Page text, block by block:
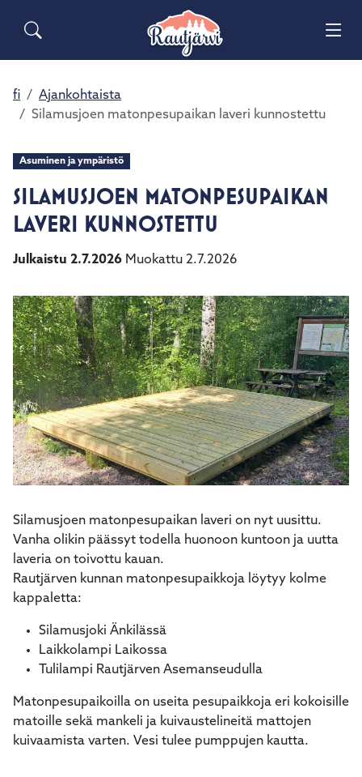
Siirry pääsisältöön Siirry päävalikkoon
Sähköiset lomakkeet
Haku
Asuminen ja ympäristö
Opetus ja kasvatus
Kunta ja päätöksenteko
fi
Ajankohtaista
Silamusjoen matonpesupaikan laveri kunnostettu
Asuminen ja ympäristö
SILAMUSJOEN MATONPESUPAIKAN
LAVERI KUNNOSTETTU
Julkaistu 2.7.2026 Muokattu 2.7.2026
Silamusjoen matonpesupaikan laveri on nyt uusittu.
Vanha olikin päässyt todella huonoon kuntoon ja uutta
laveria on toivottu kauan.
Rautjärven kunnan matonpesupaikkoja löytyy kolme
kappaletta:
Silamusjoki Änkilässä
Laikkolampi Laikossa
Tulilampi Rautjärven Asemanseudulla
Matonpesupaikoilla on useita pesupaikkoja eri kokoisille
matoille sekä mankeli ja kuivaustelineitä mattojen
kuivaamista varten. Vesi tulee pumppujen kautta.